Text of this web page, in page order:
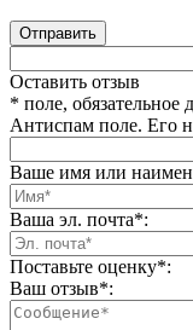
Отправить
Оставить отзыв
* поле, обязательное
Антиспам поле. Его
Ваше имя или
Ваша эл. почта*:
Поставьте оценку*:
Ваш отзыв*: